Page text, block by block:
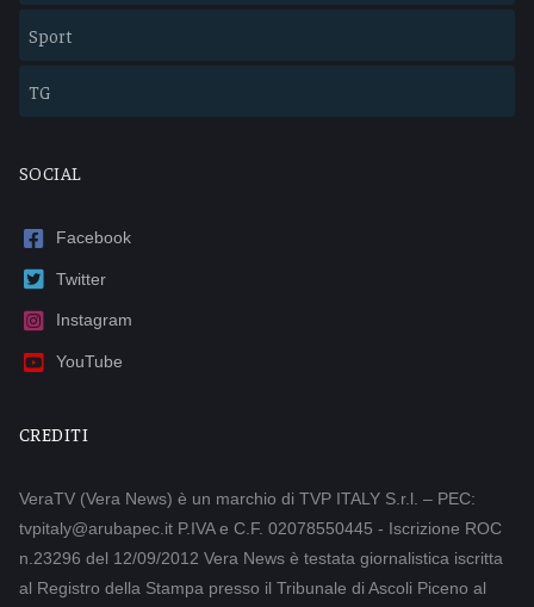
Sport
TG
SOCIAL
Facebook
Twitter
Instagram
YouTube
CREDITI
VeraTV (Vera News) è un marchio di TVP ITALY S.r.l. – PEC:
tvpitaly@arubapec.it P.IVA e C.F. 02078550445 - Iscrizione ROC
n.23296 del 12/09/2012 Vera News è testata giornalistica iscritta
al Registro della Stampa presso il Tribunale di Ascoli Piceno al